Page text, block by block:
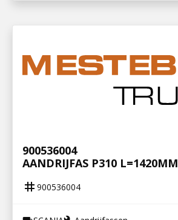
900536004
AANDRIJFAS P310 L=1420MM
tag 900536004